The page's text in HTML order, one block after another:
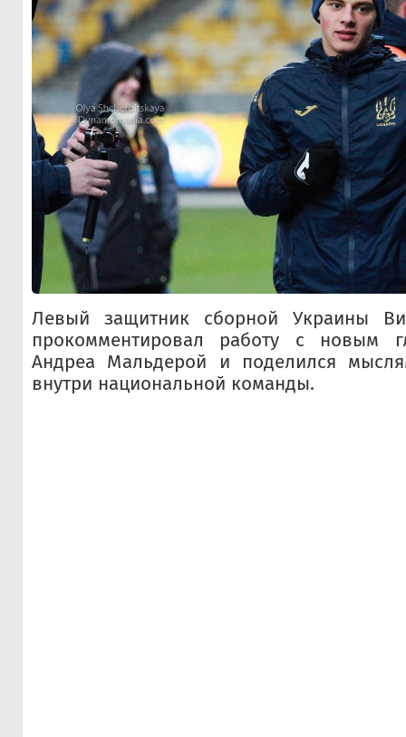
Левый защитник сборной Украины
прокомментировал работу с новым
Андреа Мальдерой и поделился
внутри национальной команды.